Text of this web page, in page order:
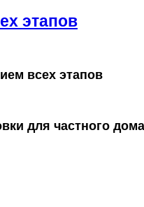
этапов
всех этапов
для частного дома